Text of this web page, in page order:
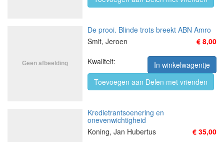
De prooi. Blinde trots breekt ABN Amro
Smit, Jeroen
€ 8,00
Kwaliteit:
In winkelwagentje
Toevoegen aan Delen met vrienden
Kredietrantsoenering en
onevenwichtigheid
Koning, Jan Hubertus
€ 35,00